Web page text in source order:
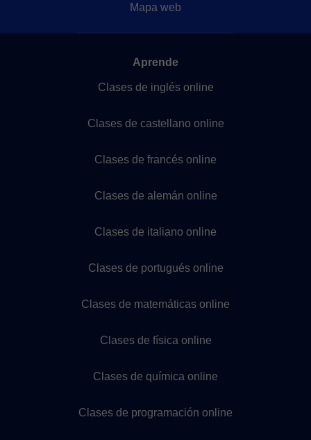
Mapa web
Aprende
Clases de inglés online
Clases de castellano online
Clases de francés online
Clases de alemán online
Clases de italiano online
Clases de portugués online
Clases de matemáticas online
Clases de física online
Clases de química online
Clases de programación online